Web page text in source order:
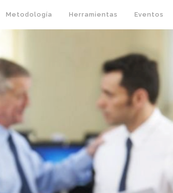
Metodología Herramientas Eventos